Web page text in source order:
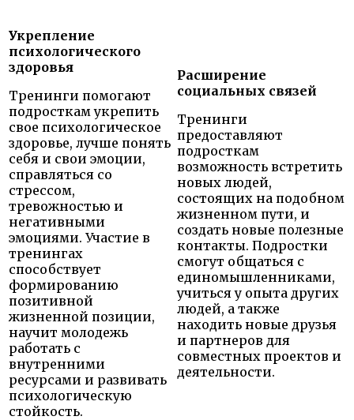
Укрепление
психологического
здоровья
Тренинги помогают
подросткам укрепить
свое психологическое
здоровье, лучше понять
себя и свои эмоции,
справляться со
стрессом,
тревожностью и
негативными
эмоциями. Участие в
тренингах
способствует
формированию
позитивной
жизненной позиции,
научит молодежь
работать с
внутренними
ресурсами и развивать
психологическую
стойкость.
Расширение
социальных связей
Тренинги
предоставляют
подросткам
возможность встретить
новых людей,
состоящих на подобном
жизненном пути, и
создать новые полезные
контакты. Подростки
смогут общаться с
единомышленниками,
учиться у опыта других
людей, а также
находить новые друзья
и партнеров для
совместных проектов и
деятельности.